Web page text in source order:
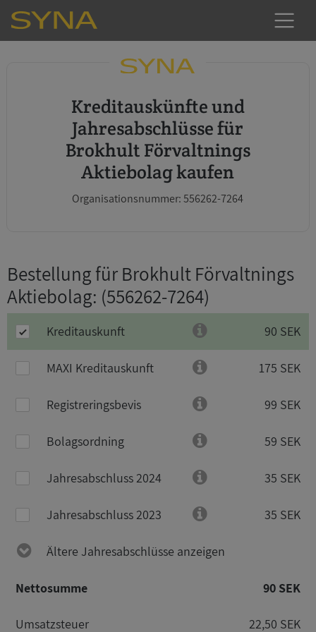
Kreditauskünfte und
Jahresabschlüsse für
Brokhult Förvaltnings
Aktiebolag kaufen
Organisationsnummer: 556262-7264
Bestellung für Brokhult Förvaltnings
Aktiebolag: (556262-7264)
Kreditauskunft 90 SEK
MAXI Kreditauskunft 175 SEK
Registreringsbevis 99 SEK
Bolagsordning 59 SEK
Jahresabschluss 2024 35 SEK
Jahresabschluss 2023 35 SEK
Ältere Jahresabschlüsse anzeigen
Nettosumme 90 SEK
Umsatzsteuer 22,50 SEK